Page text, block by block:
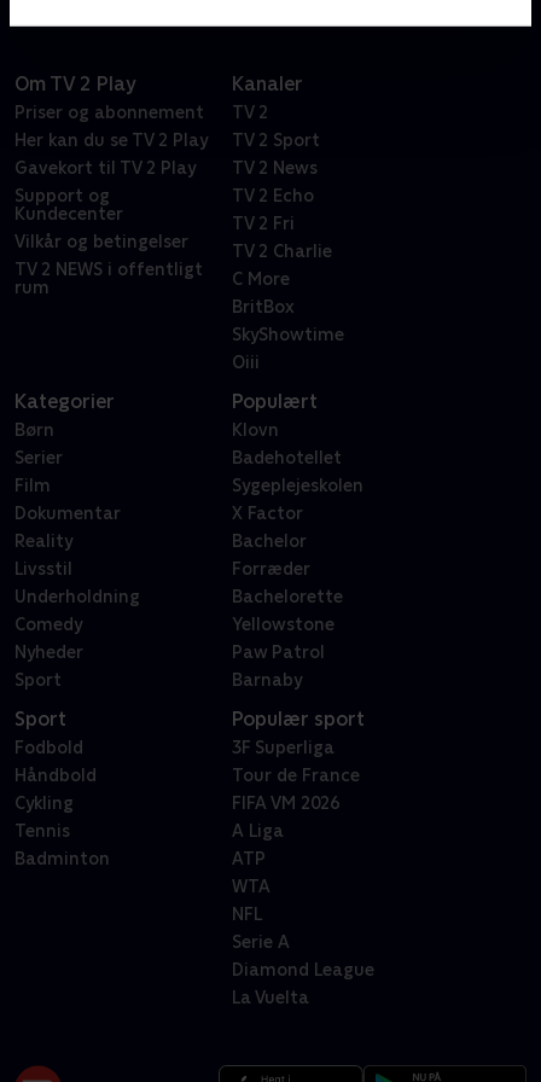
flotte koralrev. Selvfølgelig med en masse sjov og
Om TV 2 Play
Priser og abonnement
Her kan du se TV 2 Play
Gavekort til TV 2 Play
Support og
Kundecenter
Vilkår og betingelser
TV 2 NEWS i offentligt
rum
Kanaler
TV 2
TV 2 Sport
TV 2 News
TV 2 Echo
TV 2 Fri
TV 2 Charlie
C More
BritBox
SkyShowtime
Oiii
Kategorier
Børn
Serier
Film
Dokumentar
Reality
Livsstil
Underholdning
Comedy
Nyheder
Sport
Populært
Klovn
Badehotellet
Sygeplejeskolen
X Factor
Bachelor
Forræder
Bachelorette
Yellowstone
Paw Patrol
Barnaby
Sport
Fodbold
Håndbold
Cykling
Tennis
Badminton
Populær sport
3F Superliga
Tour de France
FIFA VM 2026
A Liga
ATP
WTA
NFL
Serie A
Diamond League
La Vuelta